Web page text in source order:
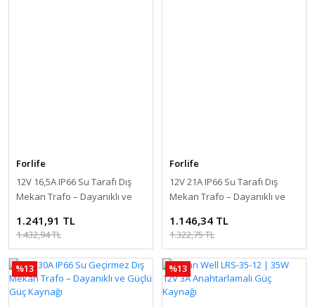
Forlife
12V 16,5A IP66 Su Tarafı Dış
Mekan Trafo – Dayanıklı ve
1.241,91 TL
1.432,94 TL
Forlife
12V 21A IP66 Su Tarafı Dış
Mekan Trafo – Dayanıklı ve
1.146,34 TL
1.322,75 TL
%13 %13